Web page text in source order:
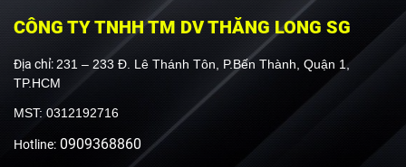
CÔNG TY TNHH TM DV THĂNG LONG SG
Địa chỉ:231 – 233 Đ. Lê Thánh Tôn, P.Bến Thành, Quận 1,
TP.HCM
MST: 0312192716
Hotline: 0909368860